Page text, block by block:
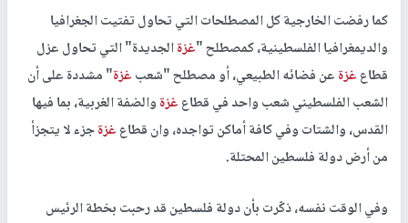
كما رفضت الخارجية كل المصطلحات التي تحاول تفتيت الجغرافيا
والديمغرافيا الفلسطينية، كمصطلح "غزةالجديدة" التي تحاول عزل
قطاعغزةعن فضائه الطبيعي، أو مصطلح "شعبغزة" مشددة على أن
الشعب الفلسطيني شعب واحد في قطاعغزةوالضفة الغربية، بما فيها
القدس، والشتات وفي كافة أماكن تواجده، وان قطاعغزةجزء لا يتجزأ
من أرض دولة فلسطين المحتلة.
وفي الوقت نفسه، ذكّرت بأن دولة فلسطين قد رحبت بخطة الرئيس